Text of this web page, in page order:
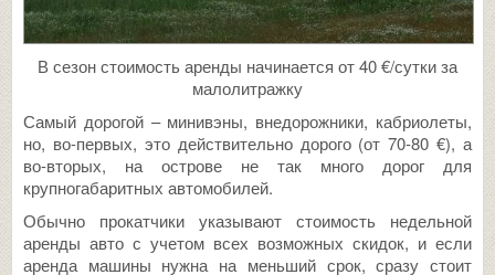
В сезон стоимость аренды начинается от 40 €/сутки за
малолитражку
Самый дорогой – минивэны, внедорожники, кабриолеты,
но, во-первых, это действительно дорого (от 70-80 €), а
во-вторых, на острове не так много дорог для
крупногабаритных автомобилей.
Обычно прокатчики указывают стоимость недельной
аренды авто с учетом всех возможных скидок, и если
аренда машины нужна на меньший срок, сразу стоит